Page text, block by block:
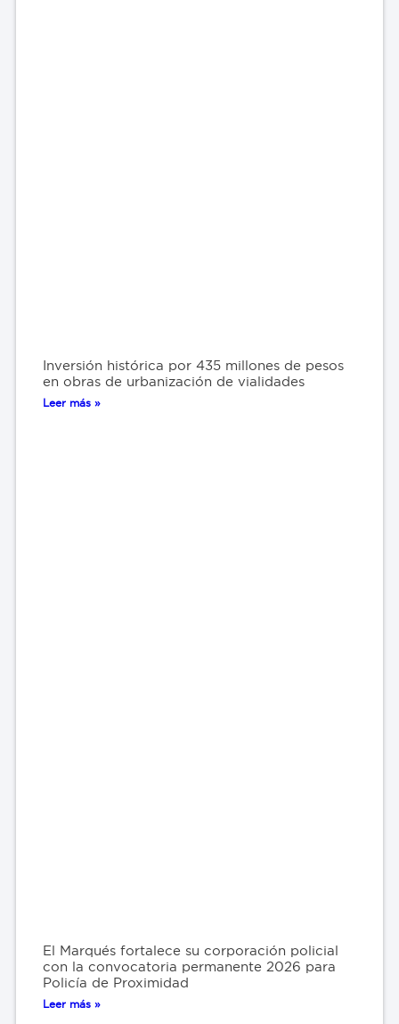
Inversión histórica por 435 millones de pesos
en obras de urbanización de vialidades
Leer más »
El Marqués fortalece su corporación policial
con la convocatoria permanente 2026 para
Policía de Proximidad
Leer más »